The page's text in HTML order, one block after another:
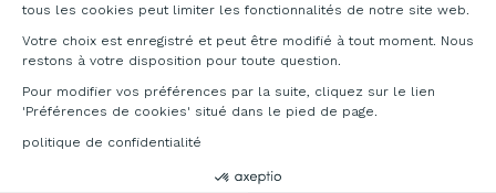
tous les cookies peut limiter les fonctionnalités de notre site web.
Votre choix est enregistré et peut être modifié à tout moment. Nous
restons à votre disposition pour toute question.
Pour modifier vos préférences par la suite, cliquez sur le lien
'Préférences de cookies' situé dans le pied de page.
politique de confidentialité
Chêne fil
Nebraska
Timber